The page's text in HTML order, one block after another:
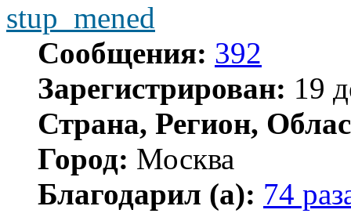
stup_mened
Сообщения: 392
Зарегистрирован: 19
Страна, Регион,
Город: Москва
Благодарил (а): 74